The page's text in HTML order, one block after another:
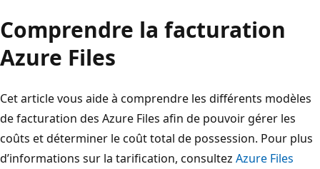
Comprendre la facturation
Azure Files
Cet article vous aide à comprendre les différents modèles
de facturation des Azure Files afin de pouvoir gérer les
coûts et déterminer le coût total de possession. Pour plus
d’informations sur la tarification, consultez Azure Files